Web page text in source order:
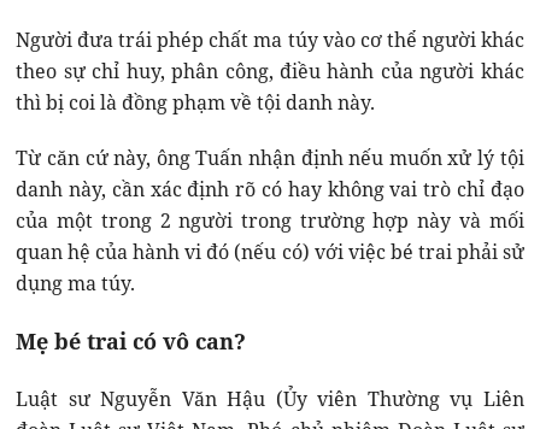
Người đưa trái phép chất ma túy vào cơ thể người khác
theo sự chỉ huy, phân công, điều hành của người khác
thì bị coi là đồng phạm về tội danh này.
Từ căn cứ này, ông Tuấn nhận định nếu muốn xử lý tội
danh này, cần xác định rõ có hay không vai trò chỉ đạo
của một trong 2 người trong trường hợp này và mối
quan hệ của hành vi đó (nếu có) với việc bé trai phải sử
dụng ma túy.
Mẹ bé trai có vô can?
Luật sư Nguyễn Văn Hậu (Ủy viên Thường vụ Liên